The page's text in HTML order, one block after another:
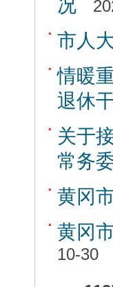
况
市人
情暖
退休
关于
常务
黄冈
黄冈
10-30